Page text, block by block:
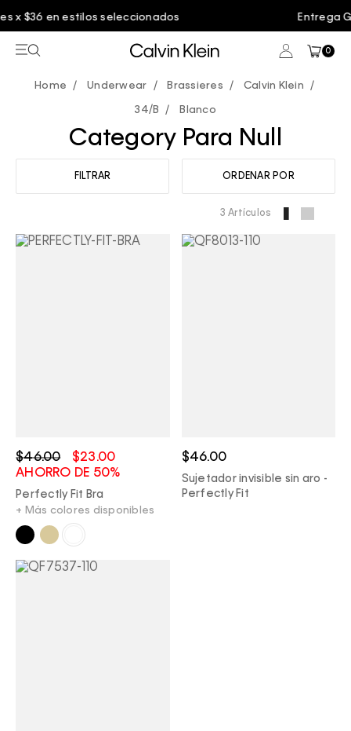
Entrega GRATIS en compras mayores
0
Underwear Brassieres Calvin Klein
34/B Blanco
Category Para Null
FILTRAR ORDENAR POR
3 Artículos
$46.00
$23.00
AHORRO DE 50%
Perfectly Fit Bra
+ Más colores disponibles
$46.00
Sujetador invisible sin aro -
Perfectly Fit